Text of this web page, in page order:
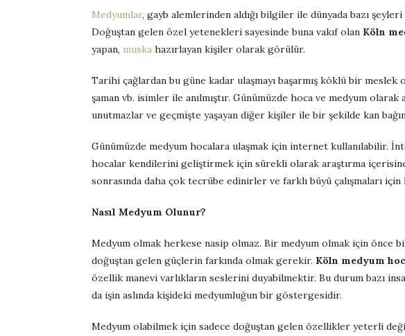
Medyumlar, gayb alemlerinden aldığı bilgiler ile dünyada bazı
Doğuştan gelen özel yetenekleri sayesinde buna vakıf olan Köln
yapan, muska hazırlayan kişiler olarak görülür.
Tarihi çağlardan bu güne kadar ulaşmayı başarmış köklü bir meslek
şaman vb. isimler ile anılmıştır. Günümüzde hoca ve medyum
unutmazlar ve geçmişte yaşayan diğer kişiler ile bir şekilde kan
Günümüzde medyum hocalara ulaşmak için internet kullanılabilir.
hocalar kendilerini geliştirmek için sürekli olarak araştırma
sonrasında daha çok tecrübe edinirler ve farklı büyü çalışmaları
Nasıl Medyum Olunur?
Medyum olmak herkese nasip olmaz. Bir medyum olmak için önce
doğuştan gelen güçlerin farkında olmak gerekir. Köln medyum
özellik manevi varlıkların seslerini duyabilmektir. Bu durum bazı
da işin aslında kişideki medyumluğun bir göstergesidir.
Medyum olabilmek için sadece doğuştan gelen özellikler yeterli